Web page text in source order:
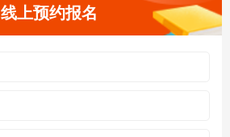
线上预约报名